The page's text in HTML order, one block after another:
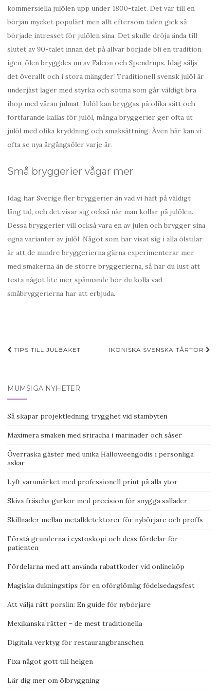
kommersiella julölen upp under 1800-talet. Det var till en
början mycket populärt men allt eftersom tiden gick så
började intresset för julölen sina. Det skulle dröja ända till
slutet av 90-talet innan det på allvar började bli en tradition
igen, ölen bryggdes nu av Falcon och Spendrups. Idag säljs
det överallt och i stora mängder! Traditionell svensk julöl är
underjäst lager med styrka och sötma som går väldigt bra
ihop med våran julmat. Julöl kan bryggas på olika sätt och
fortfarande kallas för julöl, många bryggerier ger ofta ut
julöl med olika kryddning och smaksättning. Även här kan vi
ofta se nya årgångsöler varje år.
Små bryggerier vågar mer
Idag har Sverige fler bryggerier än vad vi haft på väldigt
lång tid, och det visar sig också när man kollar på julölen.
Dessa bryggerier vill också vara en av julen och brygger sina
egna varianter av julöl. Något som har visat sig i alla ölstilar
är att de mindre bryggerierna gärna experimenterar mer
med smakerna än de större bryggerierna, så har du lust att
testa något lite mer spännande bör du kolla vad
småbryggerierna har att erbjuda.
TIPS TILL JULBAKET IKONISKA SVENSKA TÅRTOR
MUMSIGA NYHETER
Så skapar projektledning trygghet vid stambyten
Maximera smaken med sriracha i marinader och såser
Överraska gäster med unika Halloweengodis i personliga
askar
Lyft varumärket med professionell print på alla ytor
Skiva fräscha gurkor med precision för snygga sallader
Skillnader mellan metalldetektorer för nybörjare och proffs
Förstå grunderna i cystoskopi och dess fördelar för
patienten
Fördelarna med att använda rabattkoder vid onlineköp
Magiska dukningstips för en oförglömlig födelsedagsfest
Att välja rätt porslin: En guide för nybörjare
Mexikanska rätter – de mest traditionella
Digitala verktyg för restaurangbranschen
Fixa något gott till helgen
Lär dig mer om ölbryggning